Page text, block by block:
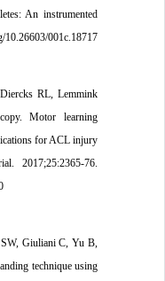
An instrumented
10.26603/001c.18717
Diercks RL, Lemmink
Motor learning
for ACL injury
2017;25:2365-76.
0
SW, Giuliani C, Yu B,
technique using